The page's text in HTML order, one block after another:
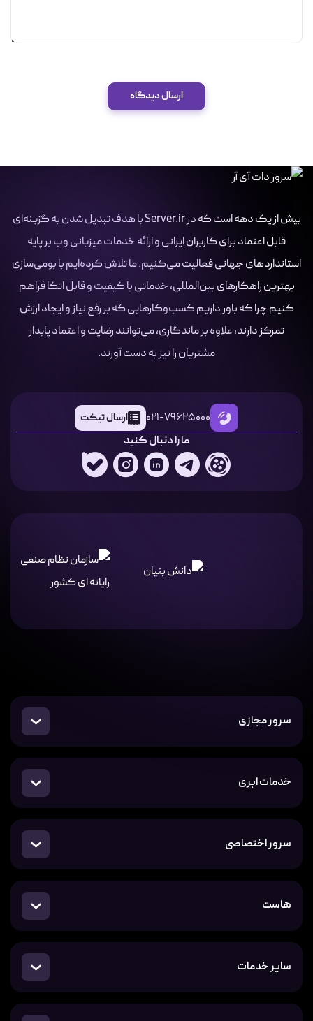
ارسال دیدگاه
بیش از یک دهه است که در Server.ir با هدف تبدیل شدن به گزینه‌ای
قابل اعتماد برای کاربران ایرانی و ارائه خدمات میزبانی وب بر پایه
استانداردهای جهانی فعالیت می‌کنیم. ما تلاش کرده‌ایم با بومی‌سازی
بهترین راهکارهای بین‌المللی، خدماتی با کیفیت و قابل اتکا فراهم
کنیم چرا که باور داریم کسب‌وکارهایی که بر رفع نیاز و ایجاد ارزش
تمرکز دارند، علاوه بر ماندگاری، می‌توانند رضایت و اعتماد پایدار
مشتریان را نیز به دست آورند.
021-79625000 ارسال تیکت
ما را دنبال کنید
سرور مجازی
خدمات ابری
سرور اختصاصی
هاست
سایر خدمات